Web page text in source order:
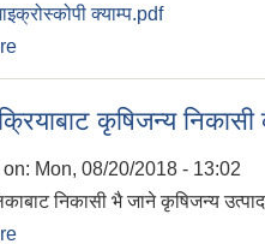
क्याम्प.pdf
कृषिजन्य
Mon, 08/20/2018 - 13:02
निकासी भै जाने कृषिजन्य